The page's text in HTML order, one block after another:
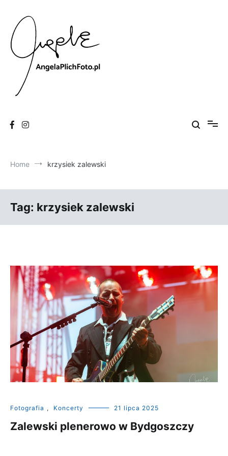
content
Home krzysiek zalewski
Tag: krzysiek zalewski
Fotografia , Koncerty 21 lipca 2025
Zalewski plenerowo w Bydgoszczy